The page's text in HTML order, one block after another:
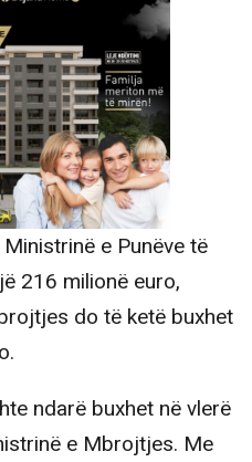
e Punëve të
216 milionë euro,
do të ketë buxhet
ndarë buxhet në vlerë
e Mbrojtjes. Me